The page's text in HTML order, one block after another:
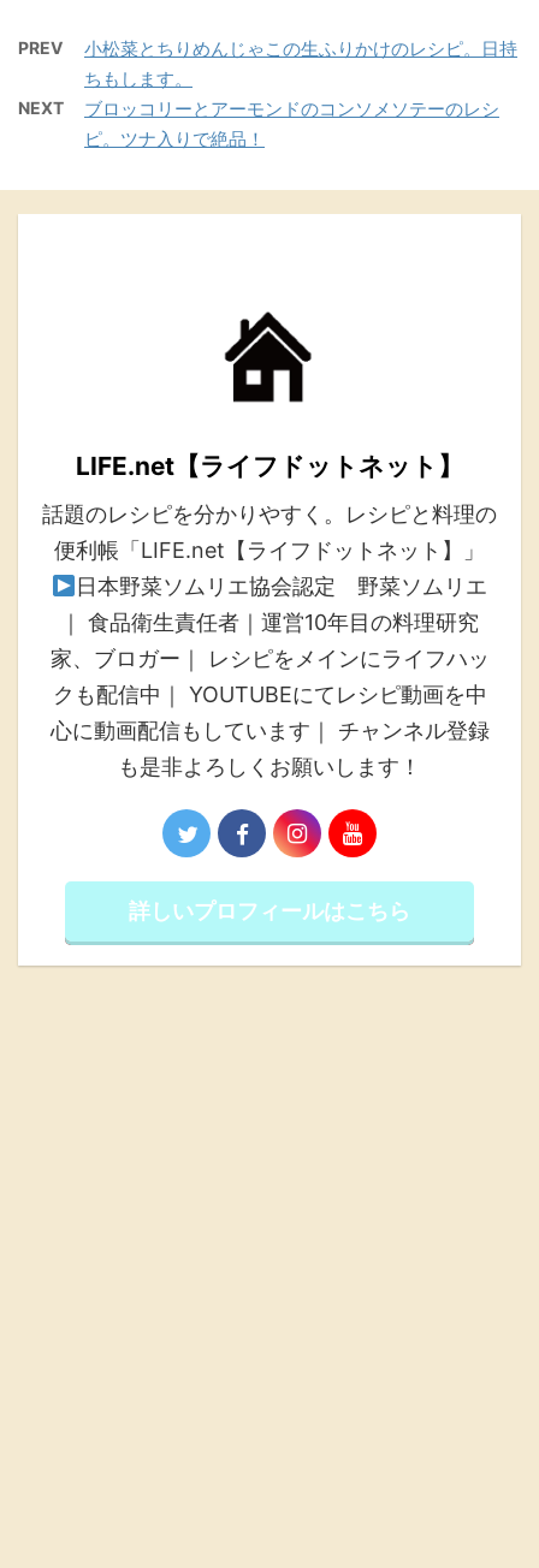
PREV
小松菜とちりめんじゃこの生ふりかけのレシピ。日持
ちもします。
NEXT
ブロッコリーとアーモンドのコンソメソテーのレシ
ピ。ツナ入りで絶品！
LIFE.net【ライフドットネット】
話題のレシピを分かりやすく。レシピと料理の
便利帳「LIFE.net【ライフドットネット】」
日本野菜ソムリエ協会認定 野菜ソムリエ
｜ 食品衛生責任者｜運営10年目の料理研究
家、ブロガー｜ レシピをメインにライフハッ
クも配信中｜ YOUTUBEにてレシピ動画を中
心に動画配信もしています｜ チャンネル登録
も是非よろしくお願いします！
詳しいプロフィールはこちら